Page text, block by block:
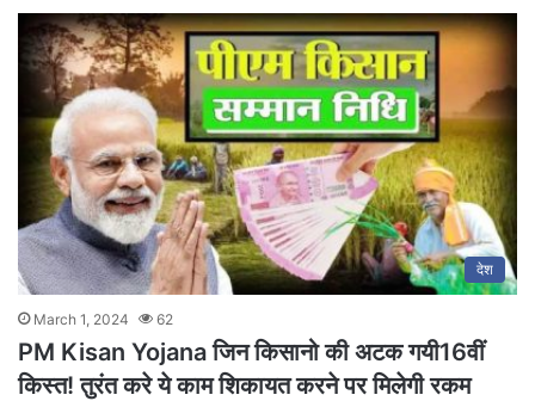
देश
March 1, 2024 62
PM Kisan Yojana जिन किसानो की अटक गयी16वीं
किस्त! तुरंत करे ये काम शिकायत करने पर मिलेगी रकम